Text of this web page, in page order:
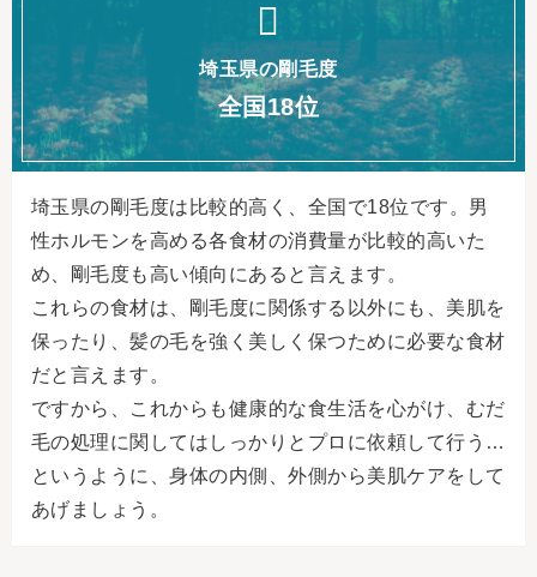
埼玉県の剛毛度
全国18位
埼玉県の剛毛度は比較的高く、全国で18位です。男
性ホルモンを高める各食材の消費量が比較的高いた
め、剛毛度も高い傾向にあると言えます。
これらの食材は、剛毛度に関係する以外にも、美肌を
保ったり、髪の毛を強く美しく保つために必要な食材
だと言えます。
ですから、これからも健康的な食生活を心がけ、むだ
毛の処理に関してはしっかりとプロに依頼して行う…
というように、身体の内側、外側から美肌ケアをして
あげましょう。